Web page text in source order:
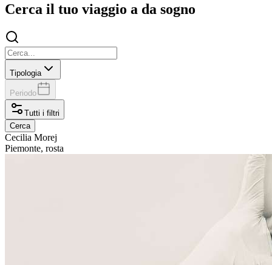
Cerca il tuo viaggio a da sogno
Tipologia
Periodo
Tutti i filtri
Cerca
Cecilia Morej
Piemonte, rosta